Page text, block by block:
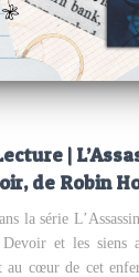
|
de Robin
la série
et les siens
au cœur de cet